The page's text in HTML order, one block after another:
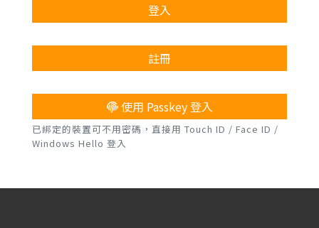
登入
註冊
使用 Passkey 登入
已綁定的裝置可不用密碼，直接用 Touch ID / Face ID /
Windows Hello 登入